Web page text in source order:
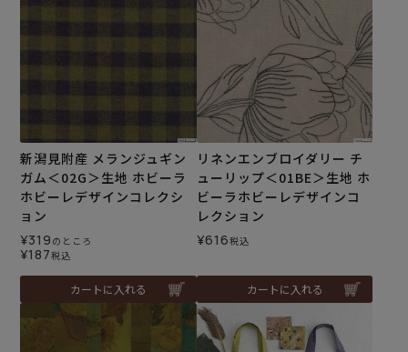
新潟見附産 メランジュギン
ガム＜02G＞生地 ホビーラ
ホビーレデザインコレクシ
ョン
¥319 のところ
¥187税込
カートに入れる
リネンエンブロイダリー チ
ューリップ＜01BE＞生地 ホ
ビーラホビーレデザインコ
レクション
¥616税込
カートに入れる